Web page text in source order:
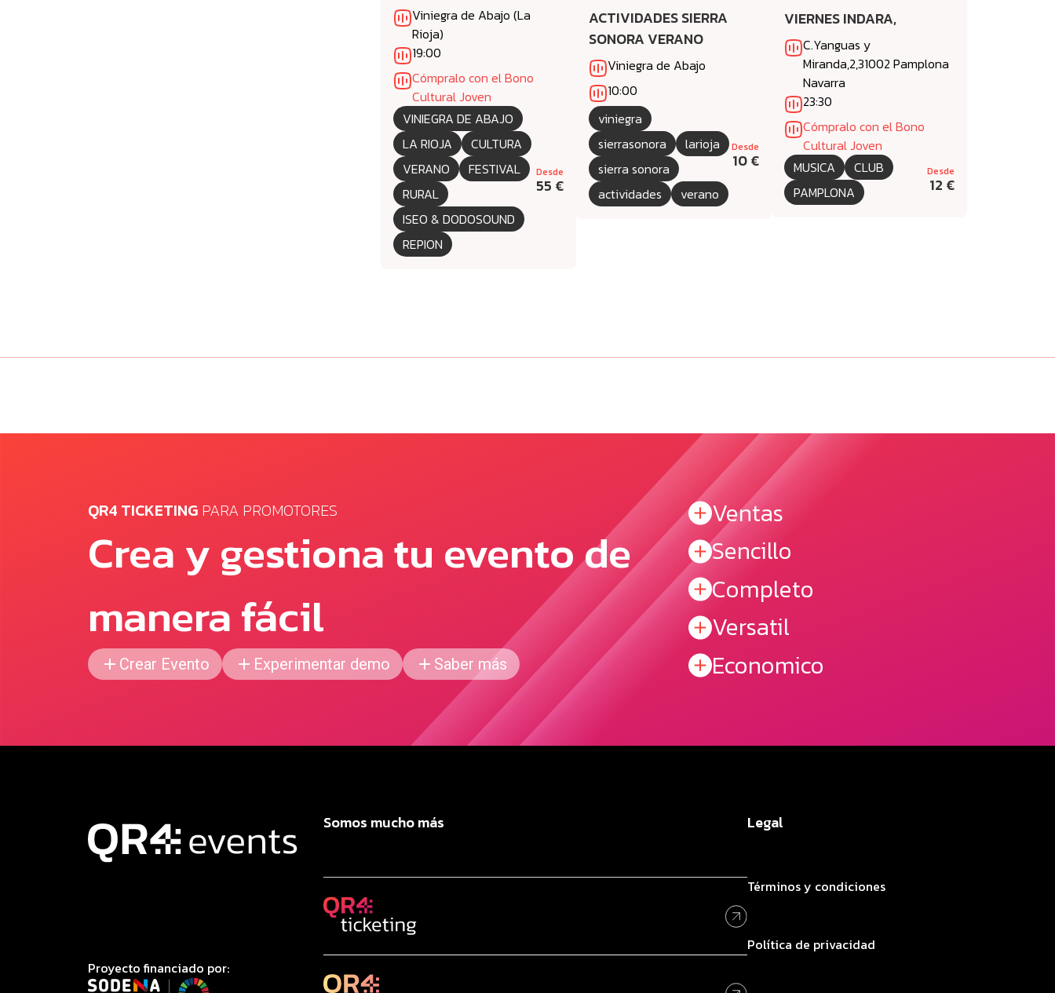
Viniegra de Abajo (La
Rioja)
19:00
Cómpralo con el Bono
Cultural Joven
VINIEGRA DE ABAJO
LA RIOJA
CULTURA
VERANO
FESTIVAL
RURAL
ISEO & DODOSOUND
REPION
Desde
55 €
ACTIVIDADES SIERRA
SONORA VERANO
Viniegra de Abajo
10:00
viniegra
sierrasonora
larioja
sierra sonora
actividades
verano
Desde
10 €
VIERNES INDARA,
C.Yanguas y
Miranda,2,31002 Pamplona
Navarra
23:30
Cómpralo con el Bono
Cultural Joven
MUSICA
CLUB
PAMPLONA
Desde
12 €
QR4 TICKETING PARA PROMOTORES
Crea y gestiona tu evento de
manera fácil
Crear Evento Experimentar demo Saber más
Ventas
Sencillo
Completo
Versatil
Economico
Proyecto financiado por:
Somos mucho más Legal
Términos y condiciones
Política de privacidad